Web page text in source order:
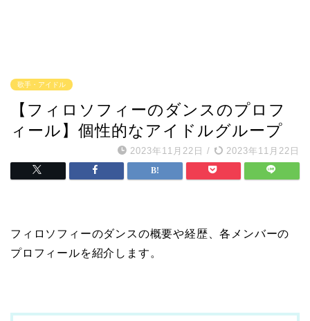
歌手・アイドル
【フィロソフィーのダンスのプロフ
ィール】個性的なアイドルグループ
2023年11月22日 / 2023年11月22日
フィロソフィーのダンスの概要や経歴、各メンバーの
プロフィールを紹介します。